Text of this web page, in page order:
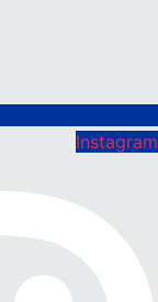
Instagram